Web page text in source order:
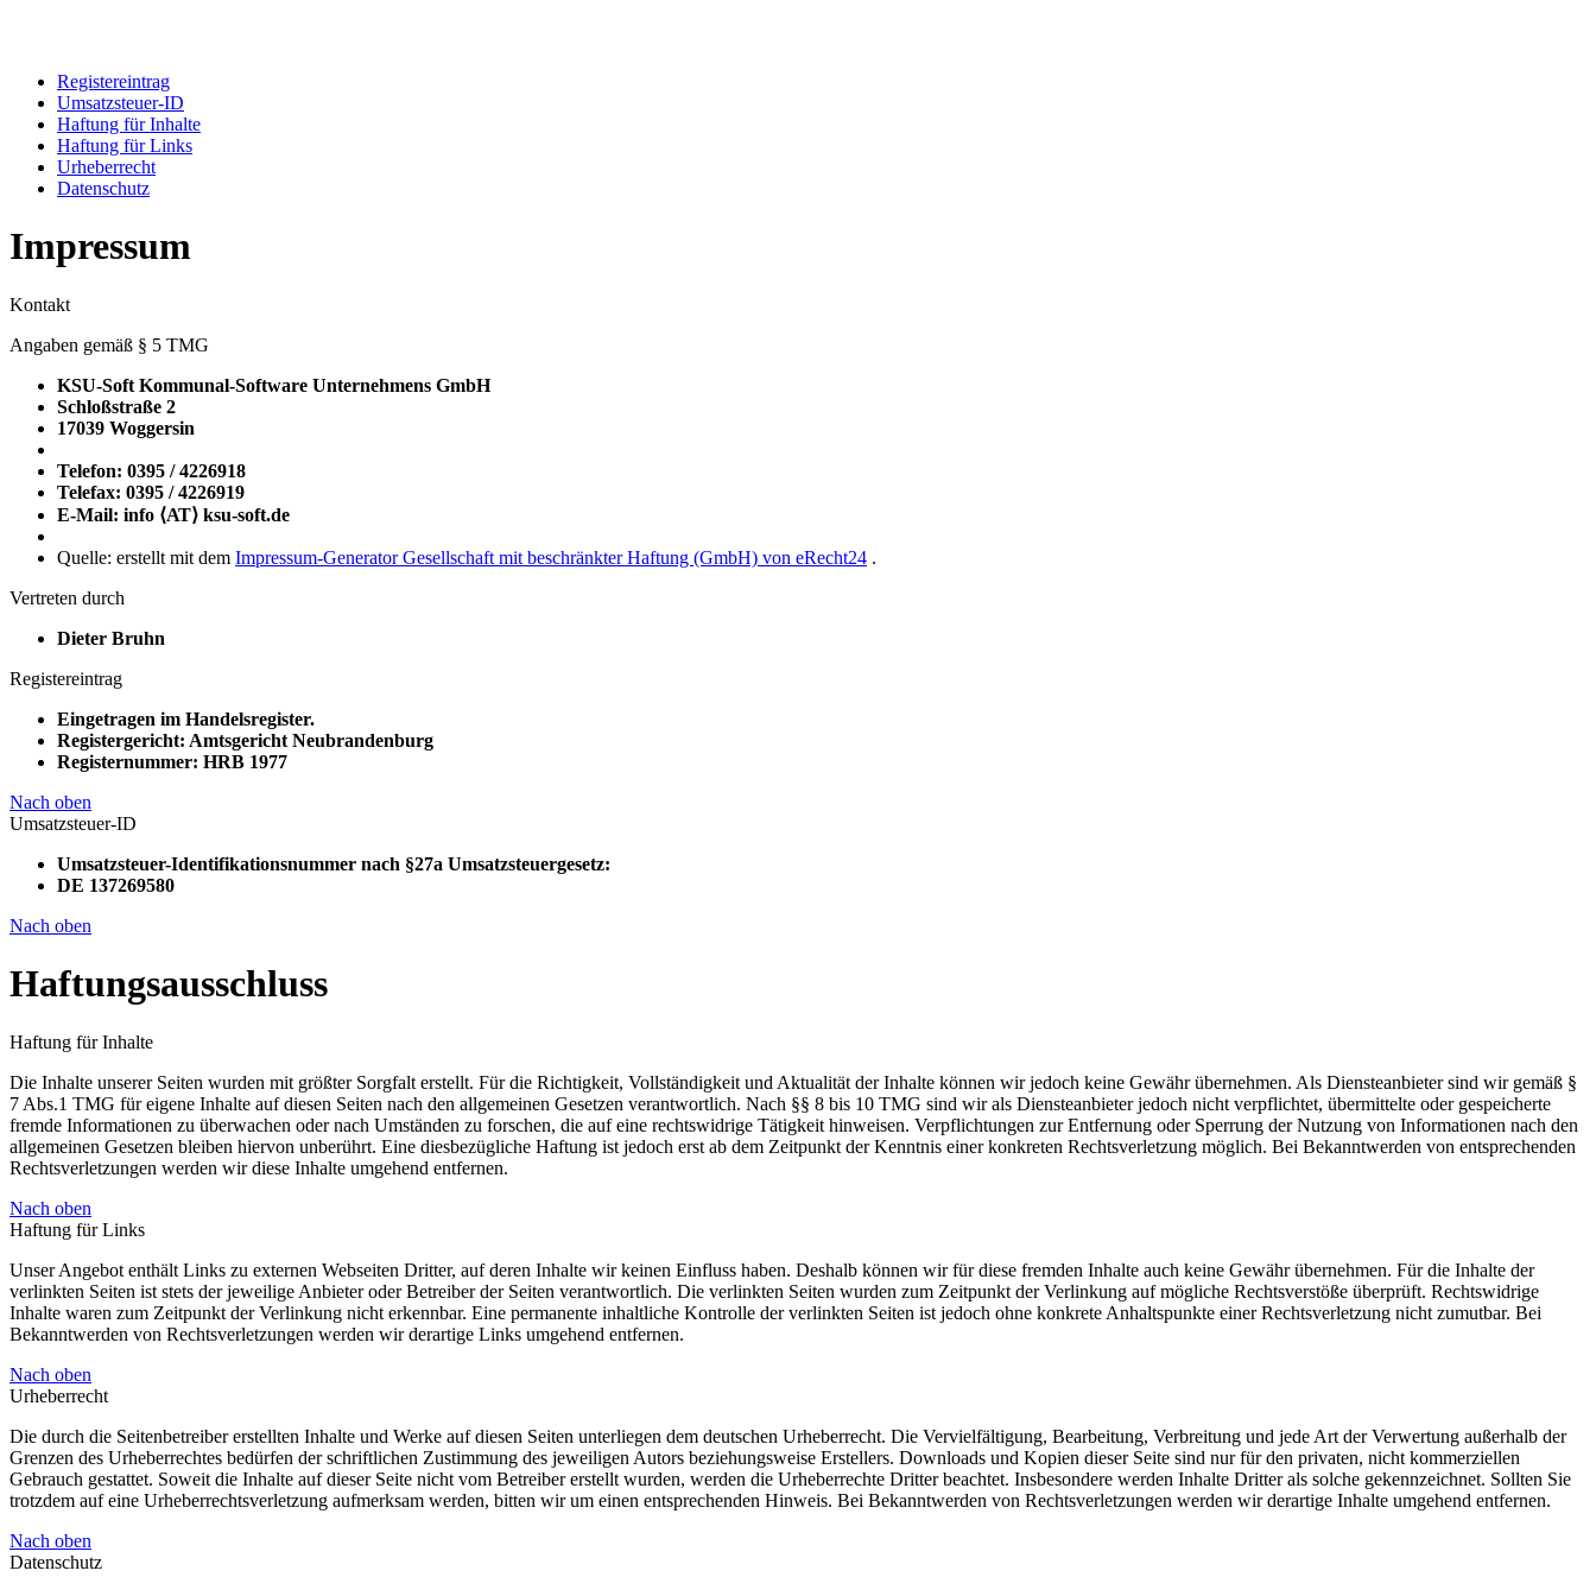
Registereintrag
Umsatzsteuer-ID
Haftung für Inhalte
Haftung für Links
Urheberrecht
Datenschutz
Impressum
Kontakt
Angaben gemäß § 5 TMG
KSU-Soft Kommunal-Software Unternehmens GmbH
Schloßstraße 2
17039 Woggersin
Telefon: 0395 / 4226918
Telefax: 0395 / 4226919
E-Mail: info ⟨ΑΤ⟩ ksu-soft.de
Quelle: erstellt mit dem Impressum-Generator Gesellschaft mit beschränkter Haftung (GmbH) von eRecht24 .
Vertreten durch
Dieter Bruhn
Registereintrag
Eingetragen im Handelsregister.
Registergericht: Amtsgericht Neubrandenburg
Registernummer: HRB 1977
Nach oben
Umsatzsteuer-ID
Umsatzsteuer-Identifikationsnummer nach §27a Umsatzsteuergesetz:
DE 137269580
Nach oben
Haftungsausschluss
Haftung für Inhalte
Die Inhalte unserer Seiten wurden mit größter Sorgfalt erstellt. Für die Richtigkeit, Vollständigkeit und Aktualität der Inhalte können wir jedoch keine Gewähr übernehmen. Als Diensteanbieter sind wir gemäß §
7 Abs.1 TMG für eigene Inhalte auf diesen Seiten nach den allgemeinen Gesetzen verantwortlich. Nach §§ 8 bis 10 TMG sind wir als Diensteanbieter jedoch nicht verpflichtet, übermittelte oder gespeicherte
fremde Informationen zu überwachen oder nach Umständen zu forschen, die auf eine rechtswidrige Tätigkeit hinweisen. Verpflichtungen zur Entfernung oder Sperrung der Nutzung von Informationen nach den
allgemeinen Gesetzen bleiben hiervon unberührt. Eine diesbezügliche Haftung ist jedoch erst ab dem Zeitpunkt der Kenntnis einer konkreten Rechtsverletzung möglich. Bei Bekanntwerden von entsprechenden
Rechtsverletzungen werden wir diese Inhalte umgehend entfernen.
Nach oben
Haftung für Links
Unser Angebot enthält Links zu externen Webseiten Dritter, auf deren Inhalte wir keinen Einfluss haben. Deshalb können wir für diese fremden Inhalte auch keine Gewähr übernehmen. Für die Inhalte der
verlinkten Seiten ist stets der jeweilige Anbieter oder Betreiber der Seiten verantwortlich. Die verlinkten Seiten wurden zum Zeitpunkt der Verlinkung auf mögliche Rechtsverstöße überprüft. Rechtswidrige
Inhalte waren zum Zeitpunkt der Verlinkung nicht erkennbar. Eine permanente inhaltliche Kontrolle der verlinkten Seiten ist jedoch ohne konkrete Anhaltspunkte einer Rechtsverletzung nicht zumutbar. Bei
Bekanntwerden von Rechtsverletzungen werden wir derartige Links umgehend entfernen.
Nach oben
Urheberrecht
Die durch die Seitenbetreiber erstellten Inhalte und Werke auf diesen Seiten unterliegen dem deutschen Urheberrecht. Die Vervielfältigung, Bearbeitung, Verbreitung und jede Art der Verwertung außerhalb der
Grenzen des Urheberrechtes bedürfen der schriftlichen Zustimmung des jeweiligen Autors beziehungsweise Erstellers. Downloads und Kopien dieser Seite sind nur für den privaten, nicht kommerziellen
Gebrauch gestattet. Soweit die Inhalte auf dieser Seite nicht vom Betreiber erstellt wurden, werden die Urheberrechte Dritter beachtet. Insbesondere werden Inhalte Dritter als solche gekennzeichnet. Sollten Sie
trotzdem auf eine Urheberrechtsverletzung aufmerksam werden, bitten wir um einen entsprechenden Hinweis. Bei Bekanntwerden von Rechtsverletzungen werden wir derartige Inhalte umgehend entfernen.
Nach oben
Datenschutz